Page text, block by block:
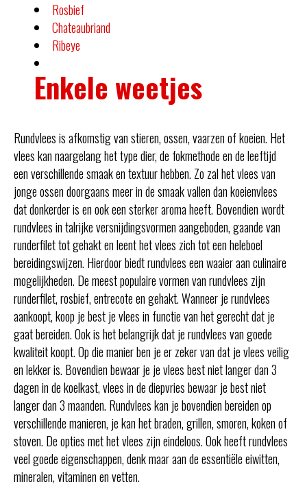
Rosbief
Chateaubriand
Ribeye
Enkele weetjes
Rundvlees is afkomstig van stieren, ossen, vaarzen of koeien. Het
vlees kan naargelang het type dier, de fokmethode en de leeftijd
een verschillende smaak en textuur hebben. Zo zal het vlees van
jonge ossen doorgaans meer in de smaak vallen dan koeienvlees
dat donkerder is en ook een sterker aroma heeft. Bovendien wordt
rundvlees in talrijke versnijdingsvormen aangeboden, gaande van
runderfilet tot gehakt en leent het vlees zich tot een heleboel
bereidingswijzen. Hierdoor biedt rundvlees een waaier aan culinaire
mogelijkheden. De meest populaire vormen van rundvlees zijn
runderfilet, rosbief, entrecote en gehakt. Wanneer je rundvlees
aankoopt, koop je best je vlees in functie van het gerecht dat je
gaat bereiden. Ook is het belangrijk dat je rundvlees van goede
kwaliteit koopt. Op die manier ben je er zeker van dat je vlees veilig
en lekker is. Bovendien bewaar je je vlees best niet langer dan 3
dagen in de koelkast, vlees in de diepvries bewaar je best niet
langer dan 3 maanden. Rundvlees kan je bovendien bereiden op
verschillende manieren, je kan het braden, grillen, smoren, koken of
stoven. De opties met het vlees zijn eindeloos. Ook heeft rundvlees
veel goede eigenschappen, denk maar aan de essentiële eiwitten,
mineralen, vitaminen en vetten.